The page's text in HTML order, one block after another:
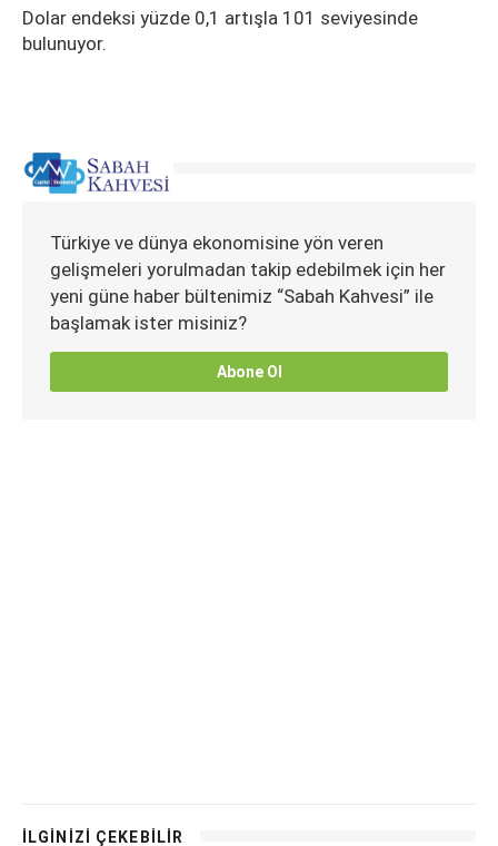
Dolar endeksi yüzde 0,1 artışla 101 seviyesinde
bulunuyor.
Türkiye ve dünya ekonomisine yön veren
gelişmeleri yorulmadan takip edebilmek için her
yeni güne haber bültenimiz “Sabah Kahvesi” ile
başlamak ister misiniz?
Abone Ol
İLGİNİZİ ÇEKEBİLİR